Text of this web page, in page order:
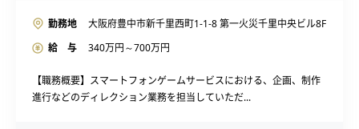
勤務地
大阪府豊中市新千里西町1-1-8 第一火災千里中央ビル8F
給 与
340万円～700万円
【職務概要】スマートフォンゲームサービスにおける、企画、制作
進行などのディレクション業務を担当していただ...